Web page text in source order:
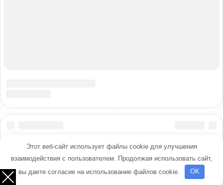
Этот веб-сайт использует файлы cookie для улучшения
взаимодействия с пользователем. Продолжая использовать сайт,
вы даете согласие на использование файлов cookie.
OK